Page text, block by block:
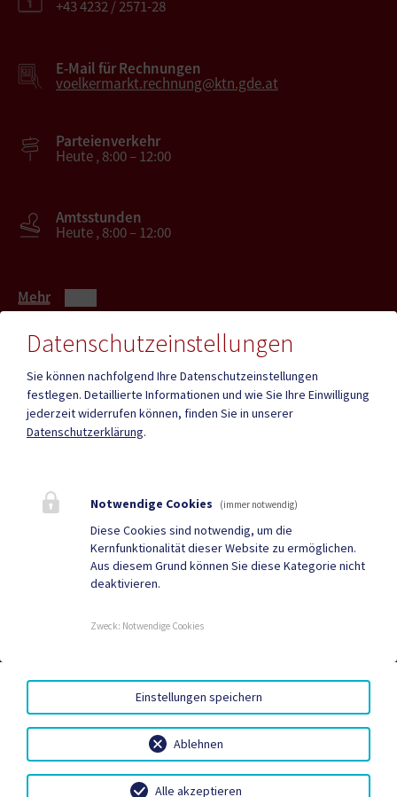
+43 4232 / 2571-28
E-Mail für Rechnungen
voelkermarkt.rechnung@ktn.gde.at
Parteienverkehr
Heute , 8:00 – 12:00
Amtsstunden
Heute , 8:00 – 12:00
Mehr
ID - Austria
CITIES App
Hochzeit
Sport & Freizeit
Stadtzeitung
Neuigkeiten
Termine
Kundmachungen
BARRIEREFREIHEIT| DATENSCHUTZ
IMPRESSUM
Datenschutzeinstellungen
Sie können nachfolgend Ihre Datenschutzeinstellungen
festlegen. Detaillierte Informationen und wie Sie Ihre Einwilligung
jederzeit widerrufen können, finden Sie in unserer
Datenschutzerklärung.
Notwendige Cookies (immer notwendig)
Diese Cookies sind notwendig, um die
Kernfunktionalität dieser Website zu ermöglichen.
Aus diesem Grund können Sie diese Kategorie nicht
deaktivieren.
Zweck: Notwendige Cookies
Ablehnen
Einstellungen speichern
Alle akzeptieren